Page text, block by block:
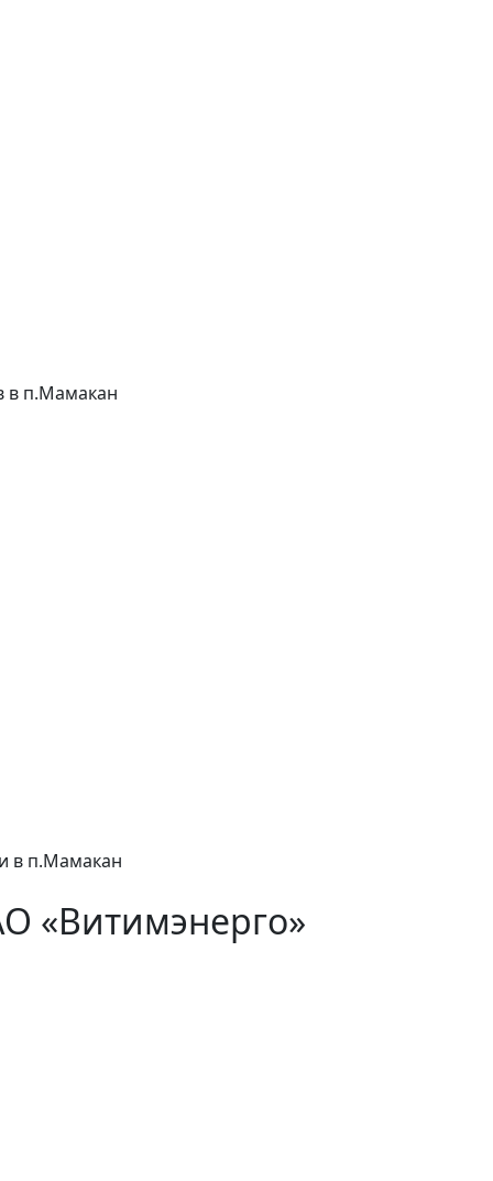
в п.Мамакан
в п.Мамакан
«Витимэнерго»